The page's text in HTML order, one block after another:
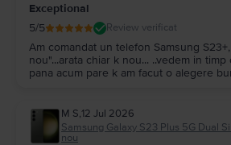
Exceptional
5/5 Review verificat
Am comandat un telefon Samsung
nou"...arata chiar k nou... ..vedem in
pana acum pare k am facut o alegere
M S,12 Jul 2026
Samsung Galaxy S23 Plus 5G Dual
nou